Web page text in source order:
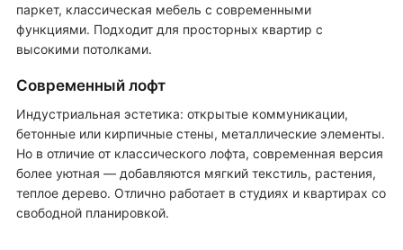
паркет, классическая мебель с современными
функциями. Подходит для просторных квартир с
высокими потолками.
Современный лофт
Индустриальная эстетика: открытые коммуникации,
бетонные или кирпичные стены, металлические элементы.
Но в отличие от классического лофта, современная версия
более уютная — добавляются мягкий текстиль, растения,
теплое дерево. Отлично работает в студиях и квартирах со
свободной планировкой.